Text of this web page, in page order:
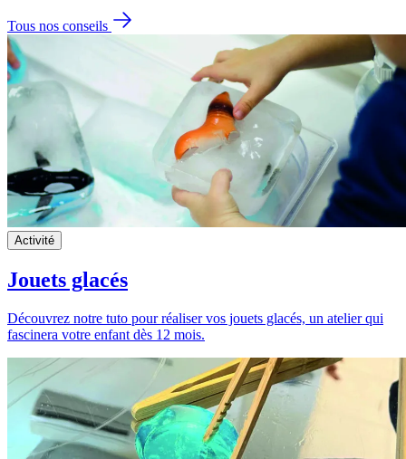
Tous nos conseils
Activité
Jouets glacés
Découvrez notre tuto pour réaliser vos jouets glacés, un atelier qui
fascinera votre enfant dès 12 mois.